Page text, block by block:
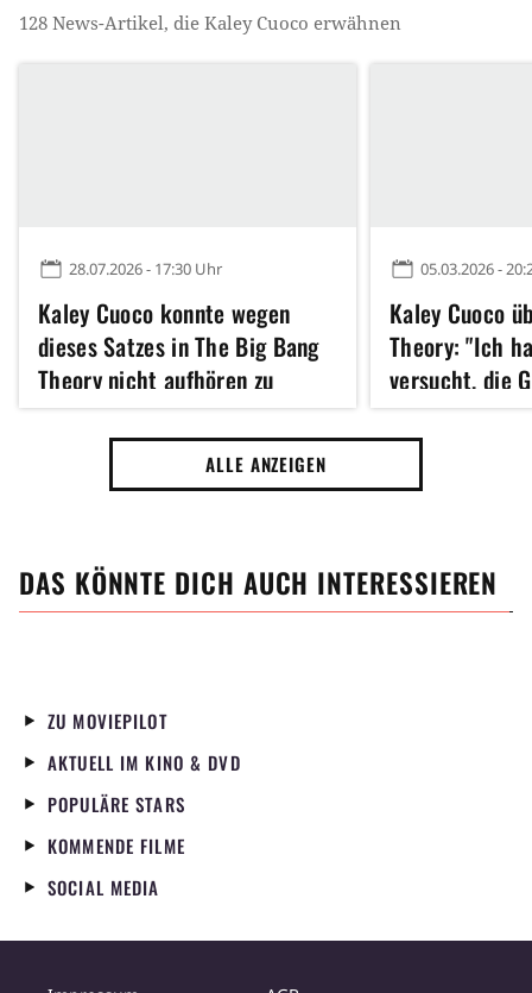
128 News-Artikel, die Kaley Cuoco erwähnen
28.07.2026 - 17:30 Uhr
Kaley Cuoco konnte wegen
dieses Satzes in The Big Bang
Theory nicht aufhören zu
weinen: Die Tränen in der
Szene sind echt
05.03.2026 -
Kaley Cuoco
Theory: "Ich
versucht, die
haben uns
es waren 12
ALLE ANZEIGEN
DAS KÖNNTE DICH AUCH INTERESSIEREN
ZU MOVIEPILOT
AKTUELL IM KINO & DVD
POPULÄRE STARS
KOMMENDE FILME
SOCIAL MEDIA